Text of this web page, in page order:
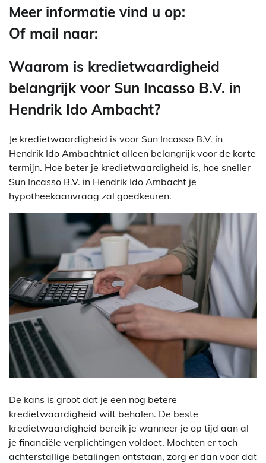
Meer informatie vind u op:
Of mail naar:
Waarom is kredietwaardigheid
belangrijk voor Sun Incasso B.V. in
Hendrik Ido Ambacht?
Je kredietwaardigheid is voor Sun Incasso B.V. in
Hendrik Ido Ambachtniet alleen belangrijk voor de korte
termijn. Hoe beter je kredietwaardigheid is, hoe sneller
Sun Incasso B.V. in Hendrik Ido Ambacht je
hypotheekaanvraag zal goedkeuren.
De kans is groot dat je een nog betere
kredietwaardigheid wilt behalen. De beste
kredietwaardigheid bereik je wanneer je op tijd aan al
je financiële verplichtingen voldoet. Mochten er toch
achterstallige betalingen ontstaan, zorg er dan voor dat